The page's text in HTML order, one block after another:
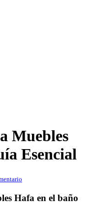
Muebles
Esencial
Hafa en el baño